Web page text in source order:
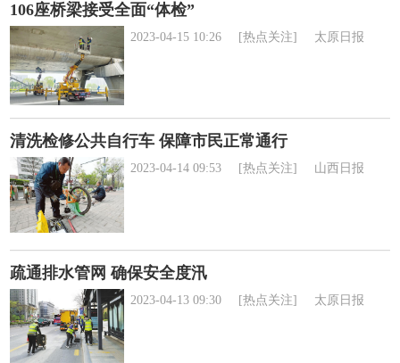
106座桥梁接受全面“体检”
2023-04-15 10:26 [热点关注] 太原日报
清洗检修公共自行车 保障市民正常通行
2023-04-14 09:53 [热点关注] 山西日报
疏通排水管网 确保安全度汛
2023-04-13 09:30 [热点关注] 太原日报